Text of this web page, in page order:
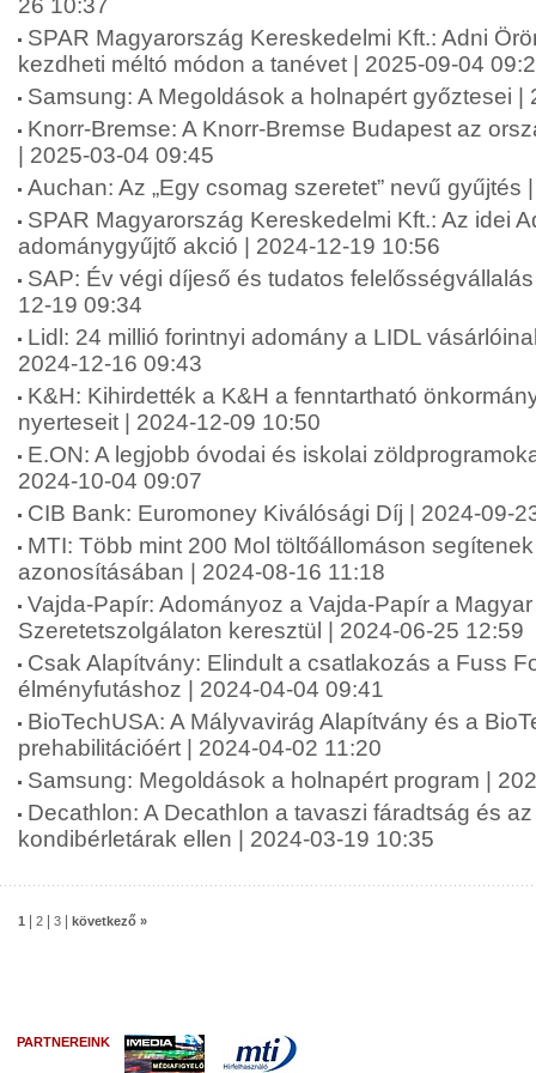
26 10:37
SPAR Magyarország Kereskedelmi Kft.: Adni
kezdheti méltó módon a tanévet | 2025-09-04
Samsung: A Megoldások a holnapért győztesei |
Knorr-Bremse: A Knorr-Bremse Budapest az
| 2025-03-04 09:45
Auchan: Az „Egy csomag szeretet” nevű gyűjtés
SPAR Magyarország Kereskedelmi Kft.: Az idei
adománygyűjtő akció | 2024-12-19 10:56
SAP: Év végi díjeső és tudatos
12-19 09:34
Lidl: 24 millió forintnyi adomány a LIDL
2024-12-16 09:43
K&H: Kihirdették a K&H a fenntartható
nyerteseit | 2024-12-09 10:50
E.ON: A legjobb óvodai és iskolai
2024-10-04 09:07
CIB Bank: Euromoney Kiválósági Díj | 2024-09-
MTI: Több mint 200 Mol töltőállomáson
azonosításában | 2024-08-16 11:18
Vajda-Papír: Adományoz a Vajda-Papír a
Szeretetszolgálaton keresztül | 2024-06-25 12:59
Csak Alapítvány: Elindult a csatlakozás a Fuss
élményfutáshoz | 2024-04-04 09:41
BioTechUSA: A Mályvavirág Alapítvány és a
prehabilitációért | 2024-04-02 11:20
Samsung: Megoldások a holnapért program |
Decathlon: A Decathlon a tavaszi fáradtság és
kondibérletárak ellen | 2024-03-19 10:35
1 2 3 következő »
PARTNEREINK